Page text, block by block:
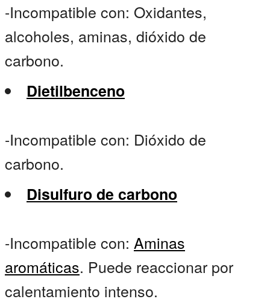
-Incompatible con: Oxidantes,
alcoholes, aminas, dióxido de
carbono.
Dietilbenceno
-Incompatible con: Dióxido de
carbono.
Disulfuro de carbono
-Incompatible con: Aminas
aromáticas. Puede reaccionar por
calentamiento intenso.